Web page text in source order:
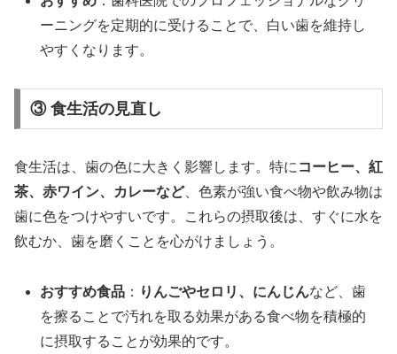
ーニングを定期的に受けることで、白い歯を維持し
やすくなります。
③ 食生活の見直し
食生活は、歯の色に大きく影響します。特に コーヒー、紅
茶、赤ワイン、カレーなど、色素が強い食べ物や飲み物は
歯に色をつけやすいです。これらの摂取後は、すぐに水を
飲むか、歯を磨くことを心がけましょう。
おすすめ食品 ： りんごやセロリ、にんじんなど、歯
を擦ることで汚れを取る効果がある食べ物を積極的
に摂取することが効果的です。